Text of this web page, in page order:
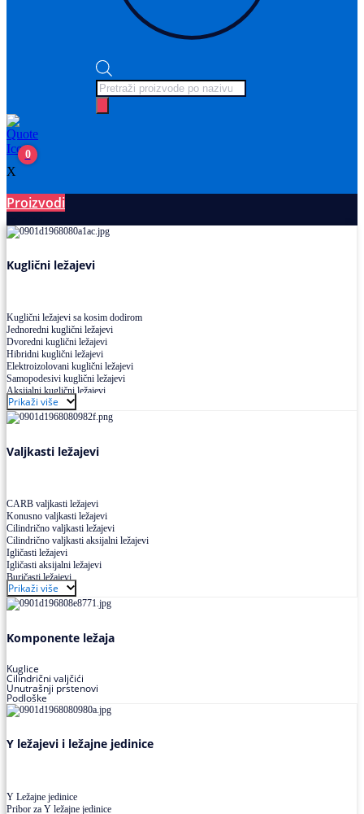
Products
search
0
X
Proizvodi
Kuglični ležajevi
Kuglični ležajevi sa kosim dodirom
Jednoredni kuglični ležajevi
Dvoredni kuglični ležajevi
Hibridni kuglični ležajevi
Elektroizolovani kuglični ležajevi
Samopodesivi kuglični ležajevi
Aksijalni kuglični ležajevi
Kuglični ležajevi od nerđajućeg čelika
Prikaži više
Valjkasti ležajevi
CARB valjkasti ležajevi
Konusno valjkasti ležajevi
Cilindrično valjkasti ležajevi
Cilindrično valjkasti aksijalni ležajevi
Igličasti ležajevi
Igličasti aksijalni ležajevi
Buričasti ležajevi
Buričasti zaptiveni ležajevi
Buričasti aksijalni ležajevi
Prikaži više
Komponente ležaja
Kuglice
Cilindrični valjčići
Unutrašnji prstenovi
Podloške
Y ležajevi i ležajne jedinice
Y Ležajne jedinice
Pribor za Y ležajne jedinice